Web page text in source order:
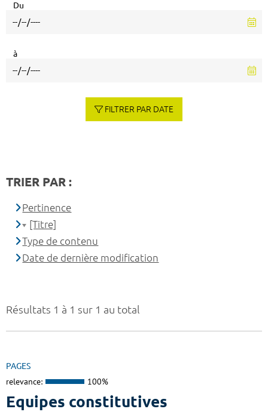
Résultats 1 à 1 sur 1 au total
PAGES
relevance: 100%
Equipes constitutives
Du
à
FILTRER PAR DATE
TRIER PAR :
Pertinence
[Titre]
Type de contenu
Date de dernière modification